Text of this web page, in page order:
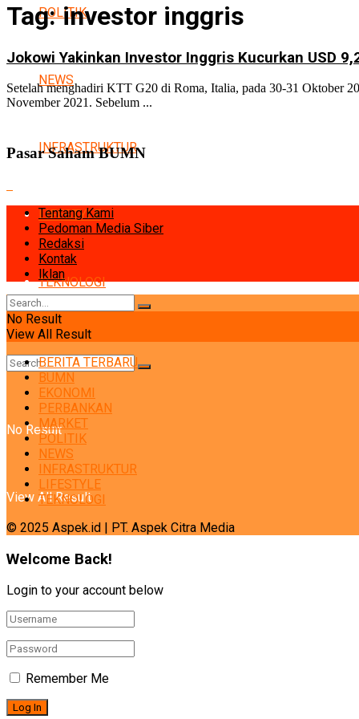
POLITIK
NEWS
INFRASTRUKTUR
LIFESTYLE
TEKNOLOGI
No Result
View All Result
Tag:investor inggris
Jokowi Yakinkan Investor Inggris Kucurkan USD
Setelah menghadiri KTT G20 di Roma, Italia, pada 30-31 Oktober
November 2021. Sebelum ...
Pasar Saham BUMN
Tentang Kami
Pedoman Media Siber
Redaksi
Kontak
Iklan
No Result
View All Result
BERITA TERBARU
BUMN
EKONOMI
PERBANKAN
MARKET
POLITIK
NEWS
INFRASTRUKTUR
LIFESTYLE
TEKNOLOGI
© 2025 Aspek.id | PT. Aspek Citra Media
Welcome Back!
Login to your account below
Remember Me